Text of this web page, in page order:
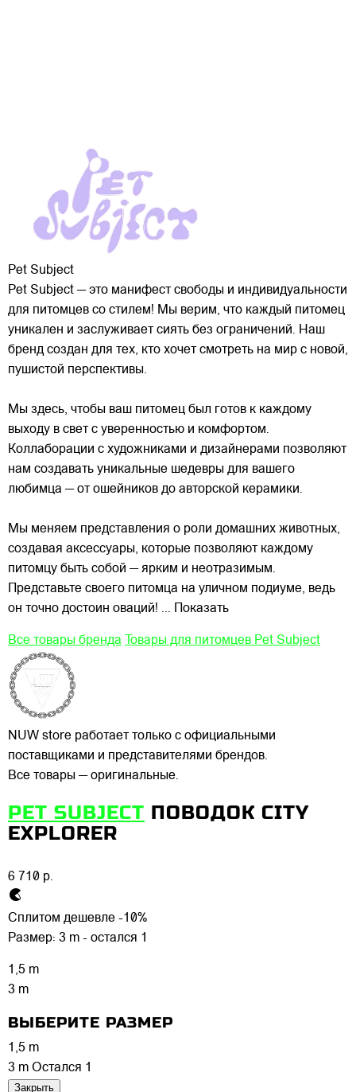
Pet Subject
Pet Subject — это манифест свободы и индивидуальности
для питомцев со стилем! Мы верим, что каждый питомец
уникален и заслуживает сиять без ограничений. Наш
бренд создан для тех, кто хочет смотреть на мир с новой,
пушистой перспективы.
Мы здесь, чтобы ваш питомец был готов к каждому
выходу в свет с уверенностью и комфортом.
Коллаборации с художниками и дизайнерами позволяют
нам создавать уникальные шедевры для вашего
любимца — от ошейников до авторской керамики.
Мы меняем представления о роли домашних животных,
создавая аксессуары, которые позволяют каждому
питомцу быть собой — ярким и неотразимым.
Представьте своего питомца на уличном подиуме, ведь
он точно достоин оваций! ... Показать
Все товары бренда Товары для питомцев Pet Subject
NUW store работает только с официальными
поставщиками и представителями брендов.
Все товары — оригинальные.
PET SUBJECT ПОВОДОК CITY
EXPLORER
6 710 р.
Сплитом дешевле -10%
Размер: 3 m - остался 1
1,5 m
3 m
ВЫБЕРИТЕ РАЗМЕР
1,5 m
3 m Остался 1
Закрыть